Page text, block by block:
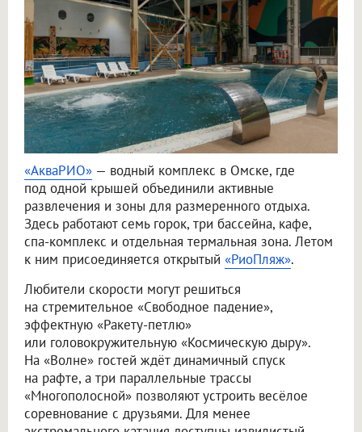
«АкваРИО» — водный комплекс в Омске, где
под одной крышей объединили активные
развлечения и зоны для размеренного отдыха.
Здесь работают семь горок, три бассейна, кафе,
спа-комплекс и отдельная термальная зона. Летом
к ним присоединяется открытый «РиоПляж».
Любители скорости могут решиться
на стремительное «Свободное падение»,
эффектную «Ракету-петлю»
или головокружительную «Космическую дыру».
На «Волне» гостей ждёт динамичный спуск
на рафте, а три параллельные трассы
«Многополосной» позволяют устроить весёлое
соревнование с друзьями. Для менее